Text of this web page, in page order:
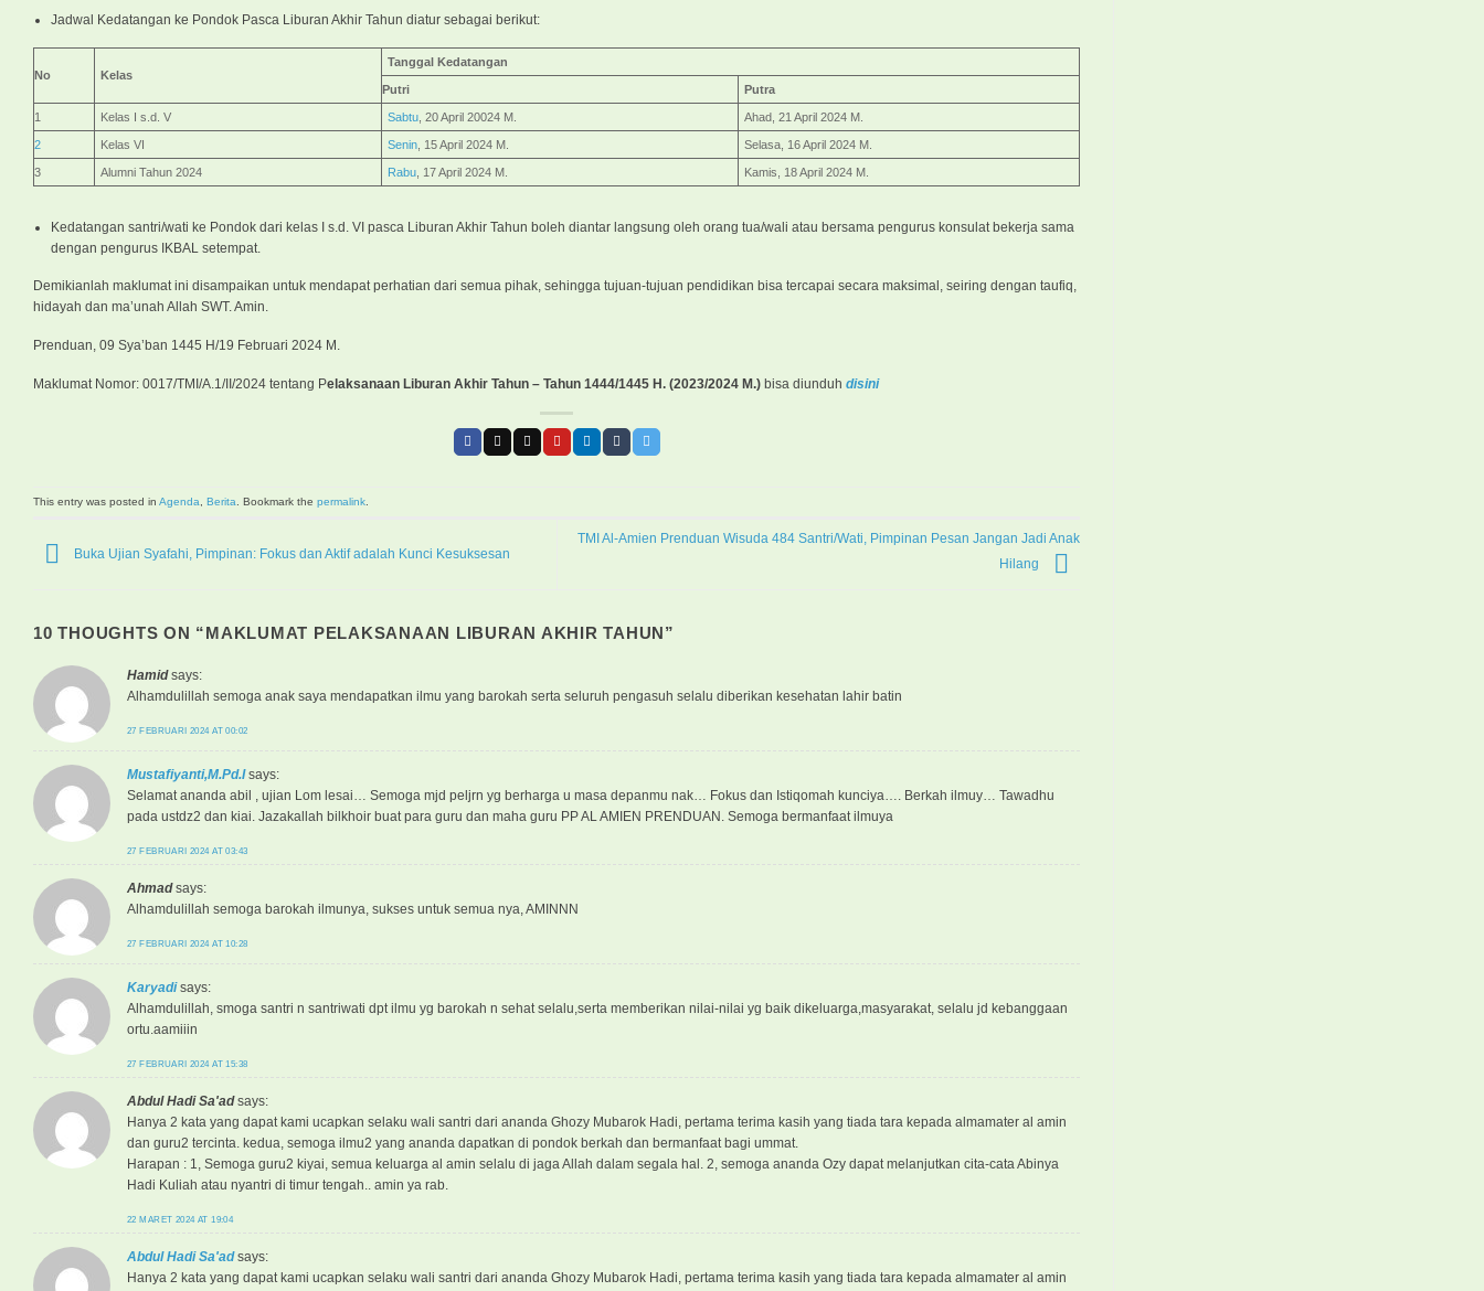
Jadwal Kedatangan ke Pondok Pasca Liburan Akhir Tahun diatur sebagai berikut:
No Kelas
Tanggal Kedatangan
Putri Putra
1 Kelas I s.d. V Sabtu , 20 April 20024 M. Ahad, 21 April 2024 M.
2 Kelas VI Senin , 15 April 2024 M. Selasa, 16 April 2024 M.
3 Alumni Tahun 2024 Rabu , 17 April 2024 M. Kamis, 18 April 2024 M.
Kedatangan santri/wati ke Pondok dari kelas I s.d. VI pasca Liburan Akhir Tahun boleh diantar langsung oleh orang tua/wali atau bersama pengurus konsulat bekerja sama
dengan pengurus IKBAL setempat.
Demikianlah maklumat ini disampaikan untuk mendapat perhatian dari semua pihak, sehingga tujuan-tujuan pendidikan bisa tercapai secara maksimal, seiring dengan taufiq,
hidayah dan ma’unah Allah SWT. Amin.
Prenduan, 09 Sya’ban 1445 H/19 Februari 2024 M.
Maklumat Nomor: 0017/TMI/A.1/II/2024 tentang Pelaksanaan Liburan Akhir Tahun – Tahun 1444/1445 H. (2023/2024 M.) bisa diunduh disini
This entry was posted in Agenda Berita . Bookmark the permalink
Buka Ujian Syafahi, Pimpinan: Fokus dan Aktif adalah Kunci Kesuksesan
TMI Al-Amien Prenduan Wisuda 484 Santri/Wati, Pimpinan Pesan Jangan Jadi Anak
Hilang
10 THOUGHTS ON “ MAKLUMAT PELAKSANAAN LIBURAN AKHIR TAHUN ”
Hamid says:
Alhamdulillah semoga anak saya mendapatkan ilmu yang barokah serta seluruh pengasuh selalu diberikan kesehatan lahir batin
27 FEBRUARI 2024 AT 00:02
Mustafiyanti,M.Pd.I says:
Selamat ananda abil , ujian Lom lesai… Semoga mjd peljrn yg berharga u masa depanmu nak… Fokus dan Istiqomah kunciya…. Berkah ilmuy… Tawadhu
pada ustdz2 dan kiai. Jazakallah bilkhoir buat para guru dan maha guru PP AL AMIEN PRENDUAN. Semoga bermanfaat ilmuya
27 FEBRUARI 2024 AT 03:43
Ahmad says:
Alhamdulillah semoga barokah ilmunya, sukses untuk semua nya, AMINNN
27 FEBRUARI 2024 AT 10:28
Karyadi says:
Alhamdulillah, smoga santri n santriwati dpt ilmu yg barokah n sehat selalu,serta memberikan nilai-nilai yg baik dikeluarga,masyarakat, selalu jd kebanggaan
ortu.aamiiin
27 FEBRUARI 2024 AT 15:38
Abdul Hadi Sa'ad says:
Hanya 2 kata yang dapat kami ucapkan selaku wali santri dari ananda Ghozy Mubarok Hadi, pertama terima kasih yang tiada tara kepada almamater al amin
dan guru2 tercinta. kedua, semoga ilmu2 yang ananda dapatkan di pondok berkah dan bermanfaat bagi ummat.
Harapan : 1, Semoga guru2 kiyai, semua keluarga al amin selalu di jaga Allah dalam segala hal. 2, semoga ananda Ozy dapat melanjutkan cita-cata Abinya
Hadi Kuliah atau nyantri di timur tengah.. amin ya rab.
22 MARET 2024 AT 19:04
Abdul Hadi Sa'ad says:
Hanya 2 kata yang dapat kami ucapkan selaku wali santri dari ananda Ghozy Mubarok Hadi, pertama terima kasih yang tiada tara kepada almamater al amin